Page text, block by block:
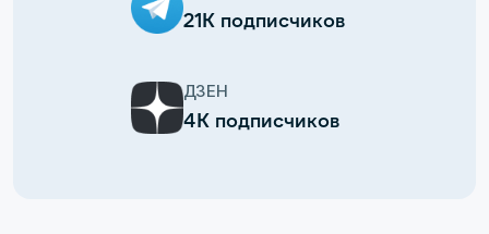
21К подписчиков
ДЗЕН
4К подписчиков